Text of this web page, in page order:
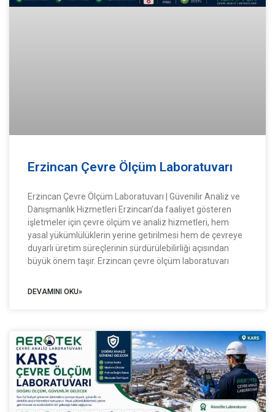
Erzincan Çevre Ölçüm Laboratuvarı
Erzincan Çevre Ölçüm Laboratuvarı | Güvenilir Analiz ve
Danışmanlık Hizmetleri Erzincan’da faaliyet gösteren
işletmeler için çevre ölçüm ve analiz hizmetleri, hem
yasal yükümlülüklerin yerine getirilmesi hem de çevreye
duyarlı üretim süreçlerinin sürdürülebilirliği açısından
büyük önem taşır. Erzincan çevre ölçüm laboratuvarı
DEVAMINI OKU»